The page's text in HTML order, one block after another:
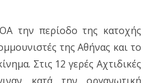
την περίοδο της κατοχής
της Αθήνας και το
Στις 12 γερές Αχτιδικές